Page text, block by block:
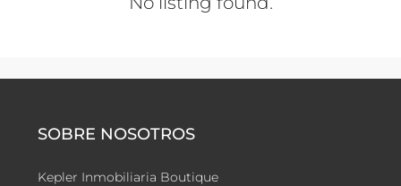
SOBRE NOSOTROS
Kepler Inmobiliaria Boutique